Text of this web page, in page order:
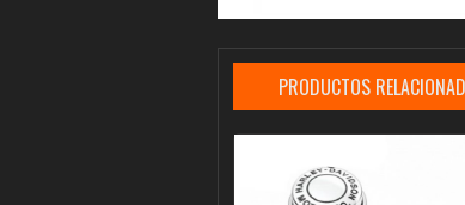
PRODUCTOS